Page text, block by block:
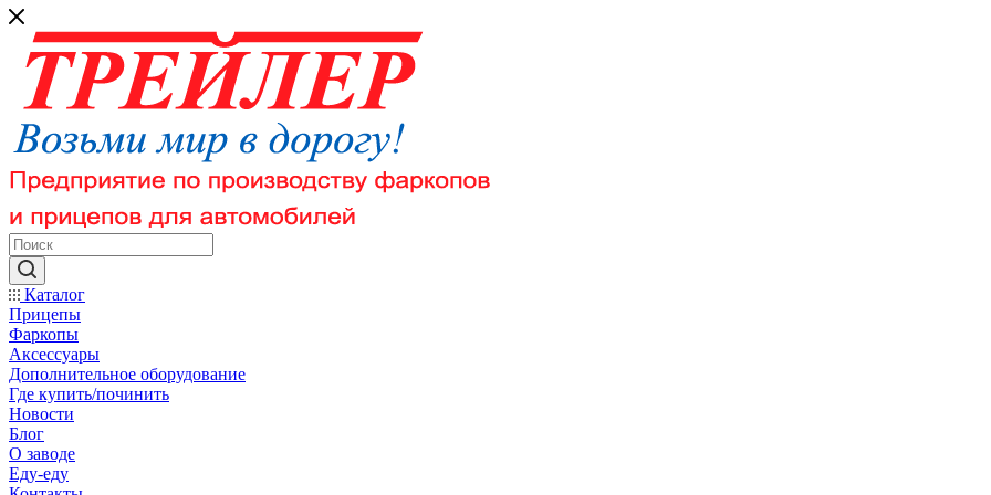
Каталог
Прицепы
Фаркопы
Аксессуары
Дополнительное оборудование
Где купить/починить
Новости
Блог
О заводе
Еду-еду